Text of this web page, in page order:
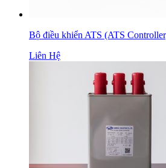
Bộ điều khiển ATS (ATS
Liên Hệ